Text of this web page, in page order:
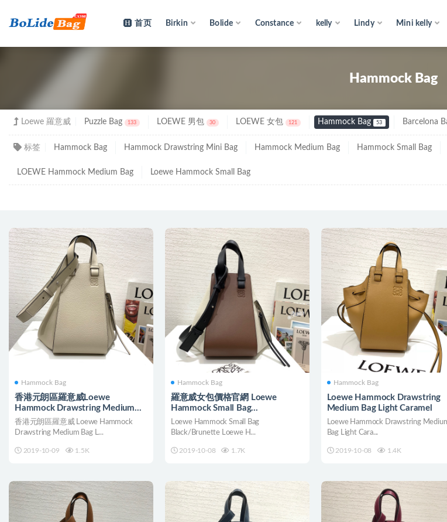
首页 Birkin Bolide Constance kelly Lindy Mini kelly
Hammock Bag
Loewe 羅意威 Puzzle Bag 133 LOEWE 男包 30 LOEWE 女包 121 Hammock Bag 53 Barcelona
标签 Hammock Bag Hammock Drawstring Mini Bag Hammock Medium Bag Hammock Small Bag
LOEWE Hammock Medium Bag Loewe Hammock Small Bag
Hammock Bag
香港元朗區羅意威Loewe
Hammock Drawstring Medium
Bag Light Oat
香港元朗區羅意威 Loewe Hammock
Drawstring Medium Bag L...
2019-10-09 1.5K
Hammock Bag
羅意威女包價格官網 Loewe
Hammock Small Bag
Black/Brunette
Loewe Hammock Small Bag
Black/Brunette Loewe H...
2019-10-08 1.7K
Hammock Bag
Loewe Hammock Drawstring
Medium Bag Light Caramel
Loewe Hammock Drawstring
Bag Light Cara...
2019-10-08 1.4K